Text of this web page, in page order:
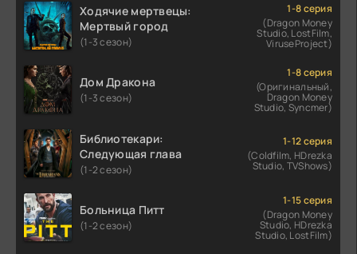
Ходячие мертвецы:
Мертвый город
(1-3 сезон)
1-8 серия
(Dragon Money
Studio, LostFilm,
ViruseProject)
Дом Дракона
(1-3 сезон)
1-8 серия
(Оригинальный,
Dragon Money
Studio, Syncmer)
Библиотекари:
Следующая глава
(1-2 сезон)
1-12 серия
(Coldfilm, HDrezka
Studio, TVShows)
Больница Питт
(1-2 сезон)
1-15 серия
(Dragon Money
Studio, HDrezka
Studio, LostFilm)